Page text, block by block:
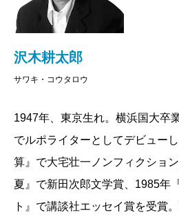
ない。でっかく行かなけれ
来ないが、しかしでっかく
い。だからポケットの金を
うのである。賭けるべきな
で考える。きりきりと迷い
の戦いだ。
大事なことを一つ、書き忘
ジノではバンカーを「庄」
ーを「閒」（ハン）、タイ
ディーラーや他の客ではな
は、自分の欲をコントロー
そして出る目をどう選択す
でどのくらいの金額を賭け
のを、ずーっと感じながら
た。
沢木さんにとって、初めて
ト小説ということですが、
沢木耕太郎
サワキ・コウタロウ
1947年、東京生れ。横浜国大卒
でルポライターとしてデビュー
算』で大宅壮一ノンフィクショ
夏』で新田次郎文学賞、1985年
ト』で講談社エッセイ賞を受賞